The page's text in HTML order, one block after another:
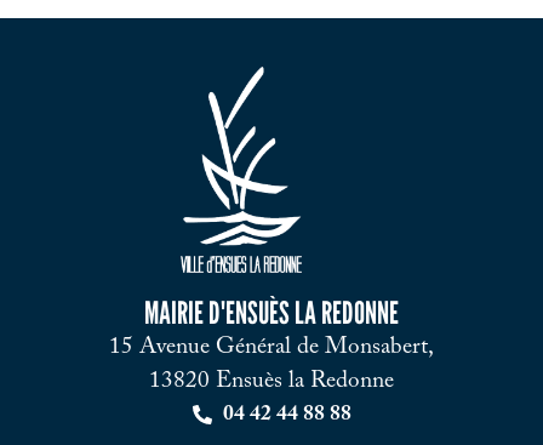
MAIRIE D'ENSUÈS LA REDONNE
15 Avenue Général de Monsabert,
13820 Ensuès la Redonne
04 42 44 88 88